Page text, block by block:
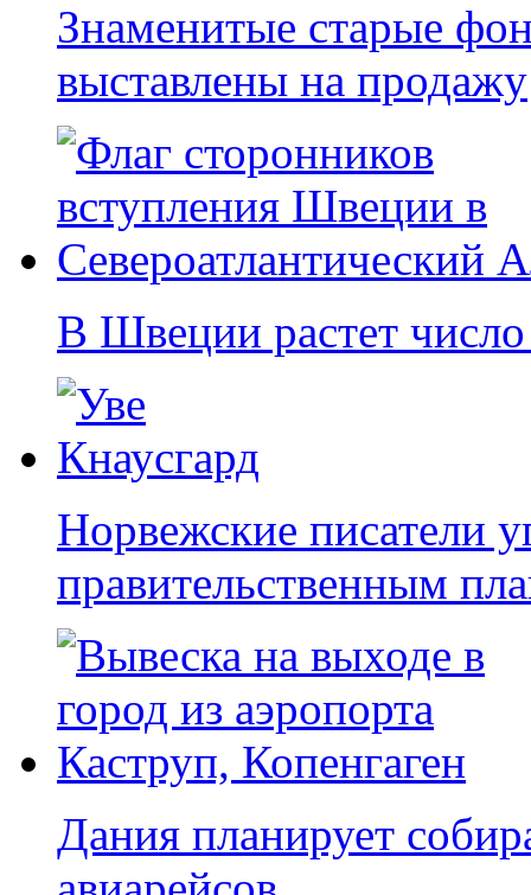
Знаменитые старые
выставлены на продажу
В Швеции растет
Норвежские писатели
правительственным
Дания планирует